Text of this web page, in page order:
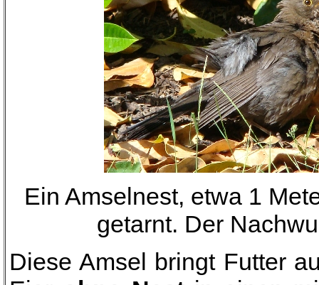
Ein Amselnest, etwa 1
getarnt. Der
Diese Amsel bringt Futter